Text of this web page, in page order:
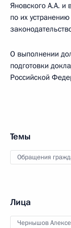
Яновского А.А. и
по их
О выполнении
подготовки
Российской
Темы
Обращения
Лица
Чернышов